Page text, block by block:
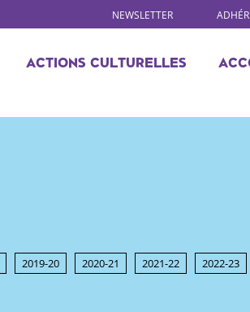
NEWSLETTER
ACTIONS CULTURELLES
2019-20 2020-21 2021-22 2022-23